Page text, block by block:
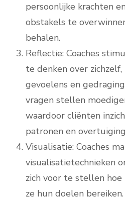
persoonlijke krachten
obstakels te
behalen.
Reflectie: Coaches
te denken over
gevoelens en
vragen stellen
waardoor cliënten
patronen en
Visualisatie: Coaches
visualisatietechnieken
zich voor te stellen
ze hun doelen